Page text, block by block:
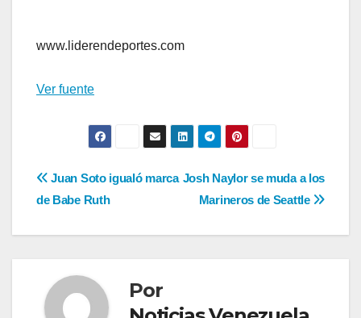
www.liderendeportes.com
Ver fuente
Navegación Josh Naylor se muda a los
Marineros de Seattle
Juan Soto igualó marca
de Babe Ruth
Por